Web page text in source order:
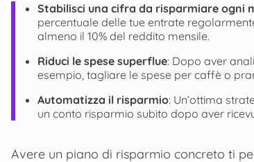
Stabilisci una cifra da risparmiare ogni
percentuale delle tue entrate
almeno il 10% del reddito mensile.
Riduci le spese superflue: Dopo aver
esempio, tagliare le spese per caffè o
Automatizza il risparmio: Un’ottima
un conto risparmio subito dopo aver
Avere un piano di risparmio concreto ti